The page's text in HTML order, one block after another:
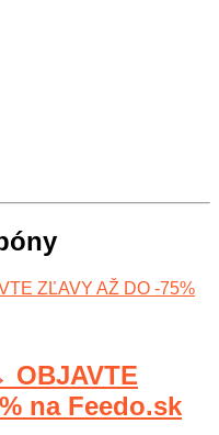
OBJAVTE
na Feedo.sk